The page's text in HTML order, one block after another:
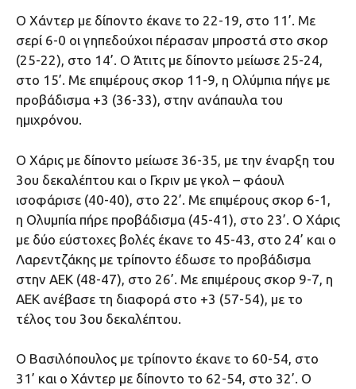
O Χάντερ με δίποντο έκανε το 22-19, στο 11’. Με
σερί 6-0 οι γηπεδούχοι πέρασαν μπροστά στο σκορ
(25-22), στο 14’. Ο Άτιτς με δίποντο μείωσε 25-24,
στο 15’. Με επιμέρους σκορ 11-9, η Ολύμπια πήγε με
προβάδισμα +3 (36-33), στην ανάπαυλα του
ημιχρόνου.
O Xάρις με δίποντο μείωσε 36-35, με την έναρξη του
3ου δεκαλέπτου και ο Γκριν με γκολ – φάουλ
ισοφάρισε (40-40), στο 22’. Με επιμέρους σκορ 6-1,
η Ολυμπία πήρε προβάδισμα (45-41), στο 23’. Ο Χάρις
με δύο εύστοχες βολές έκανε το 45-43, στο 24’ και ο
Λαρεντζάκης με τρίποντο έδωσε το προβάδισμα
στην ΑΕΚ (48-47), στο 26’. Με επιμέρους σκορ 9-7, η
ΑΕΚ ανέβασε τη διαφορά στο +3 (57-54), με το
τέλος του 3ου δεκαλέπτου.
Ο Βασιλόπουλος με τρίποντο έκανε το 60-54, στο
31’ και ο Χάντερ με δίποντο το 62-54, στο 32’. Ο